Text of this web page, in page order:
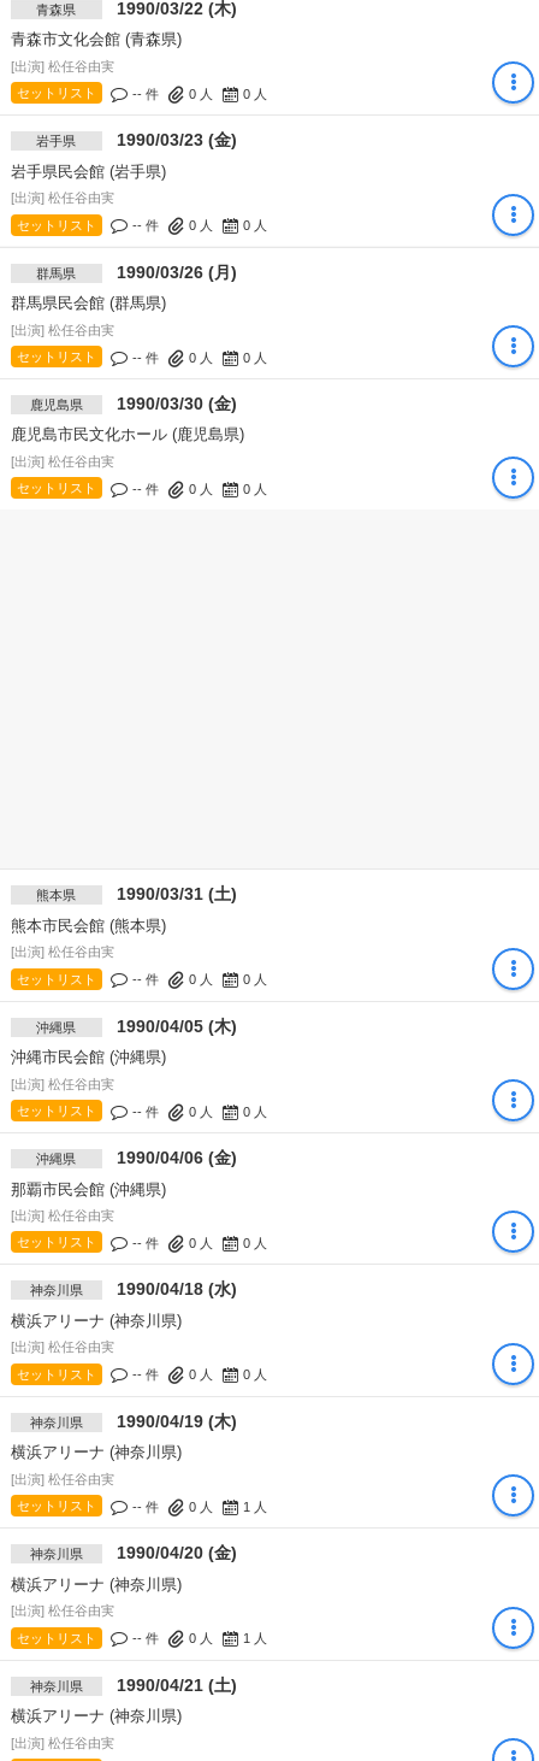
青森県 1990/03/22 (木)
青森市文化会館 (青森県)
[出演] 松任谷由実
セットリスト
-- 件 0人 0人
岩手県 1990/03/23 (金)
岩手県民会館 (岩手県)
[出演] 松任谷由実
セットリスト
-- 件 0人 0人
群馬県 1990/03/26 (月)
群馬県民会館 (群馬県)
[出演] 松任谷由実
セットリスト
-- 件 0人 0人
鹿児島県 1990/03/30 (金)
鹿児島市民文化ホール (鹿児島県)
[出演] 松任谷由実
セットリスト
-- 件 0人 0人
熊本県 1990/03/31 (土)
熊本市民会館 (熊本県)
[出演] 松任谷由実
セットリスト
-- 件 0人 0人
沖縄県 1990/04/05 (木)
沖縄市民会館 (沖縄県)
[出演] 松任谷由実
セットリスト
-- 件 0人 0人
沖縄県 1990/04/06 (金)
那覇市民会館 (沖縄県)
[出演] 松任谷由実
セットリスト
-- 件 0人 0人
神奈川県 1990/04/18 (水)
横浜アリーナ (神奈川県)
[出演] 松任谷由実
セットリスト
-- 件 0人 0人
神奈川県 1990/04/19 (木)
横浜アリーナ (神奈川県)
[出演] 松任谷由実
セットリスト
-- 件 0人 1 人
神奈川県 1990/04/20 (金)
横浜アリーナ (神奈川県)
[出演] 松任谷由実
セットリスト
-- 件 0人 1 人
神奈川県 1990/04/21 (土)
横浜アリーナ (神奈川県)
[出演] 松任谷由実